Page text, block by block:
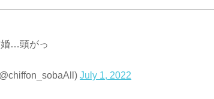
…頭がっ
July 1, 2022